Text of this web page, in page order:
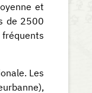
et
de 2500
Les